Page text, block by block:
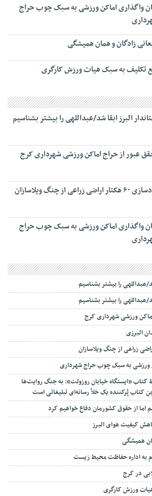
واگذاری اماکن ورزشی به سبک چوب حراج
زادگان و همان همیشگی
تکلیف به سبک هیات ورزش کارگری
البرز ابقا شد/عبداللهی را بیشتر بشناسیم
عبور از حراج اماکن ورزشی شهرداری کرج
اراضی زراعی از چنگ ویلاسازان
واگذاری اماکن ورزشی به سبک چوب حراج
عبداللهی را بیشتر بشناسیم
عبداللهی را بیشتر بشناسیم
ورزشی شهرداری کرج
ورزشی به سبک چوب حراج شهرداری
کتاب «ایستگاه خیابان روزولت»: به جنگ روایت‌ها
کتاب پُرکننده‌ یک خلأ رسانه‌ای تبلیغاتی است
از حقوق کشورمان دفاع خواهیم کرد
کیفیت هوای البرز
همیشگی
به اداره حفاظت محیط زیست
در کرج
ورزش کارگری